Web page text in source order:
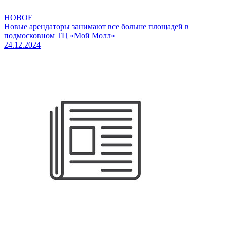
НОВОЕ
Новые арендаторы занимают все больше площадей в
подмосковном ТЦ «Мой Молл»
24.12.2024